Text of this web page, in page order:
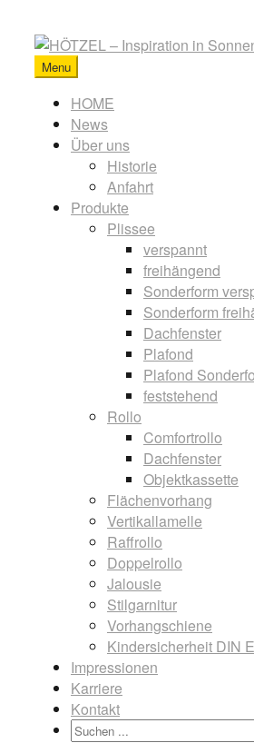
content
HÖTZEL
Inspiration
Sonnenschutz
Menu
Primary
menu
HOME
News
Über uns
Historie
Anfahrt
Produkte
Plissee
verspannt
freihängend
Sonderform
Sonderform
Dachfenster
Plafond
Plafond
feststehend
Rollo
Comfortrollo
Dachfenster
Objektkassette
Flächenvorhang
Vertikallamelle
Raffrollo
Doppelrollo
Jalousie
Stilgarnitur
Vorhangschiene
Kindersicherheit DIN
Impressionen
Karriere
Kontakt
Search